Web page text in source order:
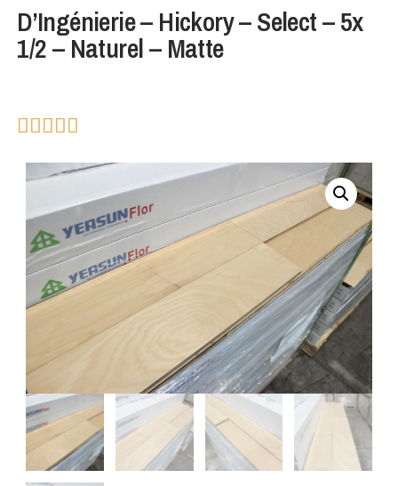
D’Ingénierie – Hickory – Select – 5x
1/2 – Naturel – Matte
